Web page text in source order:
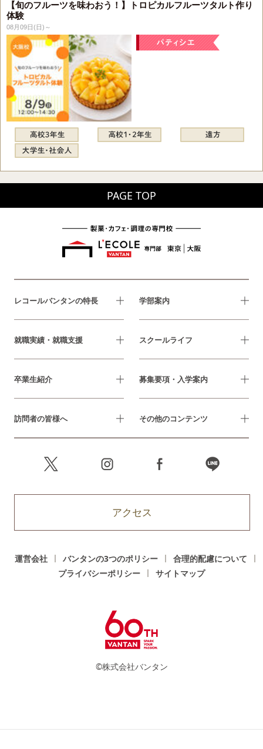
【旬のフルーツを味わおう！】トロピカルフルーツタルト作り
体験
08月09日(日)～
PAGE TOP
レコールバンタンの特長 学部案内
就職実績・就職支援 スクールライフ
卒業生紹介 募集要項・入学案内
訪問者の皆様へ その他のコンテンツ
アクセス
運営会社 バンタンの3つのポリシー
合理的配慮について
プライバシーポリシー
サイトマップ
©株式会社バンタン